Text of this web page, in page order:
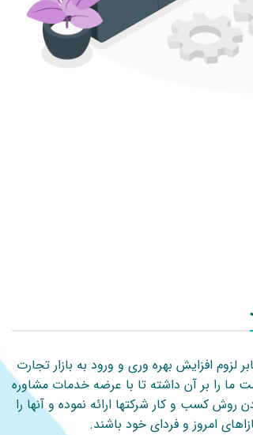
لزوم افزایش بهره وری و ورود به بازار تجارت
ما را بر آن داشته تا با عرضه خدمات مشاوره
کسب و کار شرکتها ارائه نموده و آنها را
امروز و فردای خود باشند.